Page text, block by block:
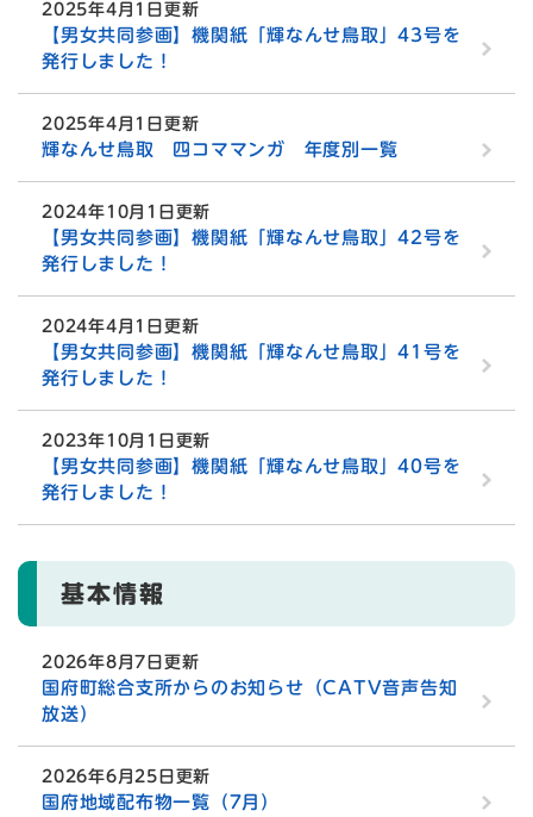
2025年4月1日更新
【男女共同参画】機関紙「輝なんせ鳥取」43号を
発行しました！
2025年4月1日更新
輝なんせ鳥取 四コママンガ 年度別一覧
2024年10月1日更新
【男女共同参画】機関紙「輝なんせ鳥取」42号を
発行しました！
2024年4月1日更新
【男女共同参画】機関紙「輝なんせ鳥取」41号を
発行しました！
2023年10月1日更新
【男女共同参画】機関紙「輝なんせ鳥取」40号を
発行しました！
基本情報
2026年8月7日更新
国府町総合支所からのお知らせ（CATV音声告知
放送）
2026年6月25日更新
国府地域配布物一覧（7月）